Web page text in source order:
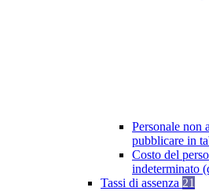
Personale non
pubblicare in
Costo del
indeterminato
Tassi di assenza 21